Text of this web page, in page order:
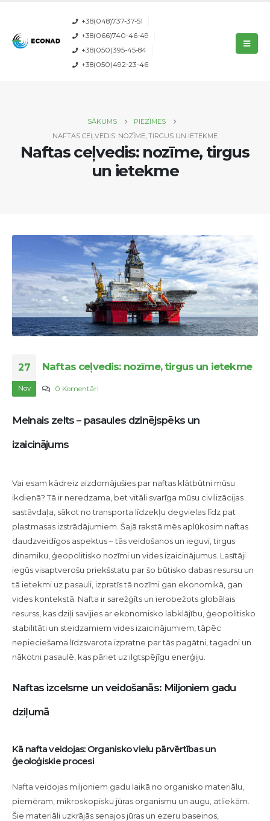
+38(048)737-37-51
+38(066)740-46-49
+38(050)395-45-84
+38(050)492-23-46
SĀKUMS
PIEZĪMES
NAFTAS CEĻVEDIS: NOZĪME, TIRGUS UN IETEKME
Naftas ceļvedis: nozīme, tirgus
un ietekme
27
Nov
Naftas ceļvedis: nozīme, tirgus un ietekme
0 Komentāri
Melnais zelts – pasaules dzinējspēks un
izaicinājums
Vai esam kādreiz aizdomājušies par naftas klātbūtni mūsu
ikdienā? Tā ir neredzama, bet vitāli svarīga mūsu civilizācijas
sastāvdaļa, sākot no transporta līdzekļu degvielas līdz pat
plastmasas izstrādājumiem. Šajā rakstā mēs aplūkosim naftas
daudzveidīgos aspektus – tās veidošanos un ieguvi, tirgus
dinamiku, ģeopolitisko nozīmi un vides izaicinājumus. Lasītāji
iegūs visaptverošu priekšstatu par šo būtisko dabas resursu un
tā ietekmi uz pasauli, izpratīs tā nozīmi gan ekonomikā, gan
vides kontekstā. Nafta ir sarežģīts un ierobežots globālais
resurss, kas dziļi savijies ar ekonomisko labklājību, ģeopolitisko
stabilitāti un steidzamiem vides izaicinājumiem, tāpēc
nepieciešama līdzsvarota izpratne par tās pagātni, tagadni un
nākotni pasaulē, kas pāriet uz ilgtspējīgu enerģiju.
Naftas izcelsme un veidošanās: Miljoniem gadu
dziļumā
Kā nafta veidojas: Organisko vielu pārvērtības un
ģeoloģiskie procesi
Nafta veidojas miljoniem gadu laikā no organisko materiālu,
piemēram, mikroskopisku jūras organismu un augu, atliekām.
Šie materiāli uzkrājās senajos jūras un ezeru baseinos,